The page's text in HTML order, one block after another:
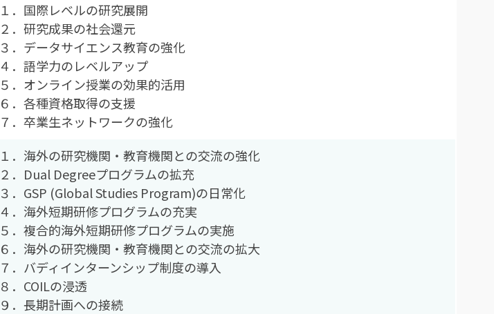
１．国際レベルの研究展開
２．研究成果の社会還元
３．データサイエンス教育の強化
４．語学力のレベルアップ
５．オンライン授業の効果的活用
６．各種資格取得の支援
７．卒業生ネットワークの強化
１．海外の研究機関・教育機関との交流の強化
２．Dual Degreeプログラムの拡充
３．GSP (Global Studies Program)の日常化
４．海外短期研修プログラムの充実
５．複合的海外短期研修プログラムの実施
６．海外の研究機関・教育機関との交流の拡大
７．バディインターンシップ制度の導入
８．COILの浸透
９．長期計画への接続